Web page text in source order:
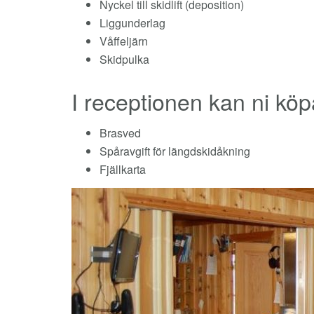
Nyckel till skidlift (deposition)
Liggunderlag
Våffeljärn
Skidpulka
I receptionen kan ni
Brasved
Spåravgift för längdskidåkning
Fjällkarta